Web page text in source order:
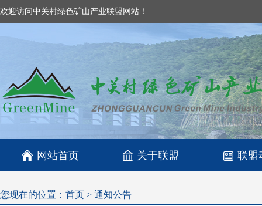
欢迎访问中关村绿色矿山产业联盟网站！
 网站首页 关于联盟 联盟
您现在的位置： 首页 > 通知公告